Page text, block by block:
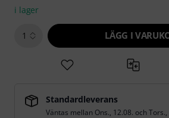
i lager
1 LÄGG I
Standardleverans
Väntas mellan Ons., 12.08. ochTors.,